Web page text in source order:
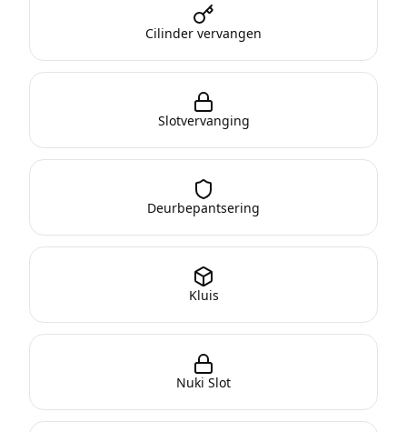
Cilinder vervangen
Slotvervanging
Deurbepantsering
Kluis
Nuki Slot